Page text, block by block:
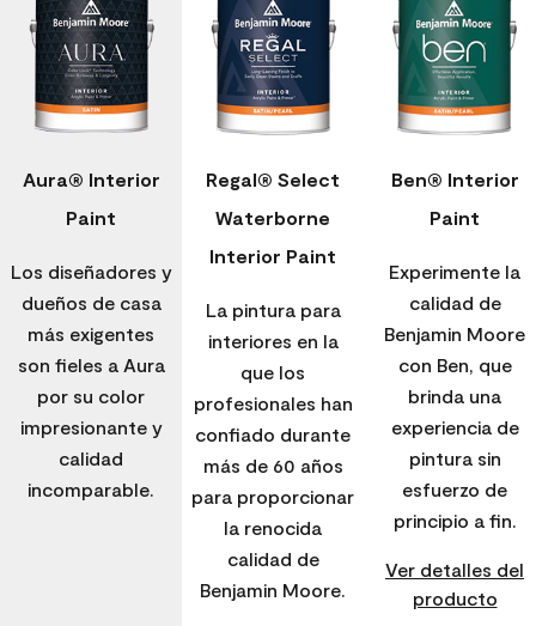
Aura® Interior
Paint
Los diseñadores y
dueños de casa
más exigentes
son fieles a Aura
por su color
impresionante y
calidad
incomparable.
Regal® Select
Waterborne
Interior Paint
La pintura para
interiores en la
que los
profesionales han
confiado durante
más de 60 años
para proporcionar
la renocida
calidad de
Benjamin Moore.
Ben® Interior
Paint
Experimente la
calidad de
Benjamin Moore
con Ben, que
brinda una
experiencia de
pintura sin
esfuerzo de
principio a fin.
Ver detalles del
producto